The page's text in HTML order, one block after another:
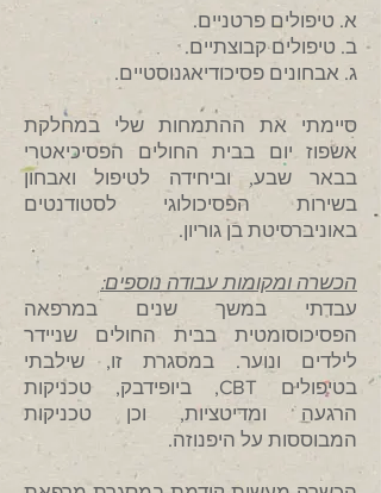
א. טיפולים פרטניים.
ב. טיפולים קבוצתיים.
ג. אבחונים פסיכודיאגנוסטיים.
סיימתי את ההתמחות שלי במחלקת
אשפוז יום בבית החולים הפסיכיאטרי
בבאר שבע, וביחידה לטיפול ואבחון
בשירות הפסיכולוגי לסטודנטים
באוניברסיטת בן גוריון.
הכשרה ומקומות עבודה נוספים:
עבדתי במשך שנים במרפאה
הפסיכוסומטית בבית החולים שניידר
לילדים ונוער. במסגרת זו, שילבתי
בטיפולים CBT, ביופידבק, טכניקות
הרגעה ומדיטציות, וכן טכניקות
המבוססות על היפנוזה.